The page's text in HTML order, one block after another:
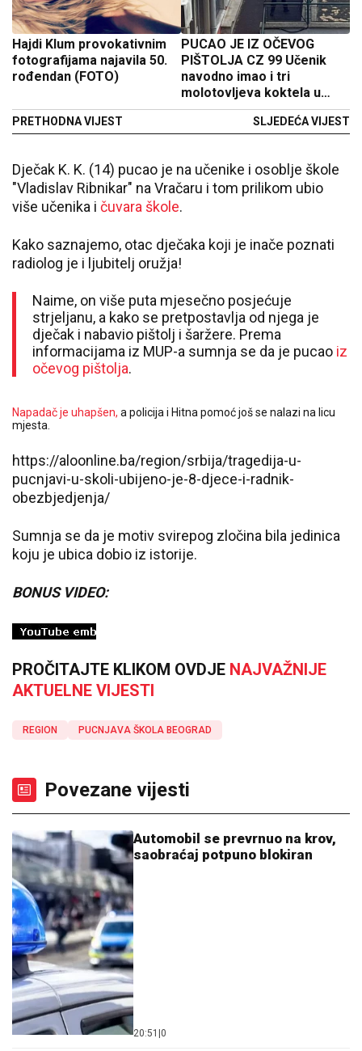
Hajdi Klum provokativnim
fotografijama najavila 50.
rođendan (FOTO)
PRETHODNA VIJEST
PUCAO JE IZ OČEVOG
PIŠTOLJA CZ 99 Učenik
navodno imao i tri
molotovljeva koktela u
rancu, novi detalji masakra
SLJEDEĆA VIJEST
Dječak K. K. (14) pucao je na učenike i osoblje škole
"Vladislav Ribnikar" na Vračaru i tom prilikom ubio
više učenika i čuvara škole.
Kako saznajemo, otac dječaka koji je inače poznati
radiolog je i ljubitelj oružja!
Naime, on više puta mjesečno posjećuje
strjeljanu, a kako se pretpostavlja od njega je
dječak i nabavio pištolj i šaržere. Prema
informacijama iz MUP-a sumnja se da je pucao iz
očevog pištolja.
Napadač je uhapšen, a policija i Hitna pomoć još se nalazi na licu
mjesta.
https://aloonline.ba/region/srbija/tragedija-u-
pucnjavi-u-skoli-ubijeno-je-8-djece-i-radnik-
obezbjedjenja/
Sumnja se da je motiv svirepog zločina bila jedinica
koju je ubica dobio iz istorije.
BONUS VIDEO:
PROČITAJTE KLIKOM OVDJE NAJVAŽNIJE
AKTUELNE VIJESTI
REGION PUCNJAVA ŠKOLA BEOGRAD
Povezane vijesti
Automobil se prevrnuo na krov,
saobraćaj potpuno blokiran
20:51 0